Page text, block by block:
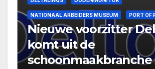
NATIONAAL ARBEIDERS MUSEUM PORT OF
Nieuwe voorzitter
komt uit de
schoonmaakbranche